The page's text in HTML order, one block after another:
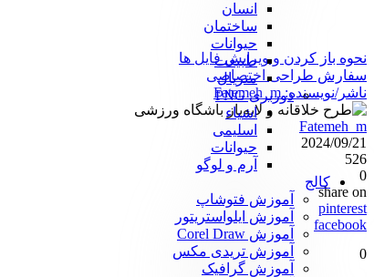
انسان
ساختمان
حیوانات
طبیعت
متریال
دوربری PNG
اشیاء
اسلیمی
حیوانات
آرم و لوگو
کالج
آموزش فتوشاپ
آموزش ایلواستریتور
آموزش Corel Draw
آموزش تریدی مکس
آموزش گرافیک
نحوه باز کردن و ویرایش فایل ها
سفارش طراحی اختصاصی
ناشر/نویسنده:Fatemeh_m
Fatemeh_m
2024/09/21
526
0
share on
pinterest
facebook
0